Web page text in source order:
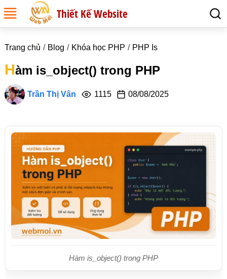
Thiết Kế Website
Trang chủ Blog Khóa học PHP PHP Is
Hàm is_object() trong PHP
Trần Thị Vân 1115 08/08/2025
Hàm is_object() trong PHP